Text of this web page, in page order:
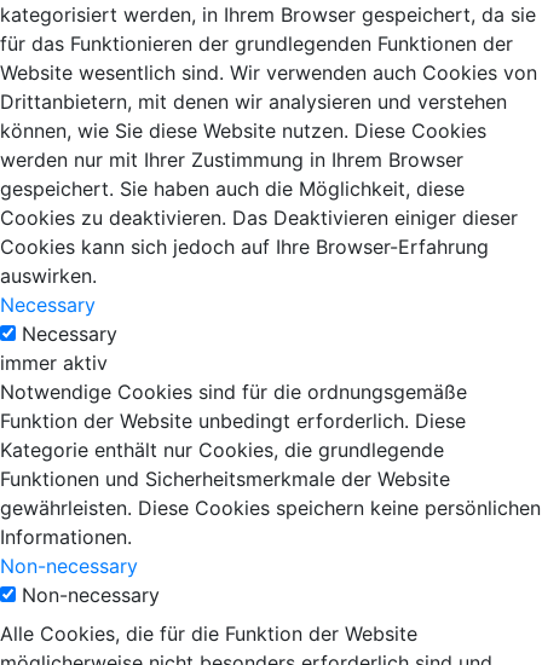
kategorisiert werden, in Ihrem Browser gespeichert, da sie
für das Funktionieren der grundlegenden Funktionen der
Website wesentlich sind. Wir verwenden auch Cookies von
Drittanbietern, mit denen wir analysieren und verstehen
können, wie Sie diese Website nutzen. Diese Cookies
werden nur mit Ihrer Zustimmung in Ihrem Browser
gespeichert. Sie haben auch die Möglichkeit, diese
Cookies zu deaktivieren. Das Deaktivieren einiger dieser
Cookies kann sich jedoch auf Ihre Browser-Erfahrung
auswirken.
Necessary
Necessary
immer aktiv
Notwendige Cookies sind für die ordnungsgemäße
Funktion der Website unbedingt erforderlich. Diese
Kategorie enthält nur Cookies, die grundlegende
Funktionen und Sicherheitsmerkmale der Website
gewährleisten. Diese Cookies speichern keine persönlichen
Informationen.
Non-necessary
Non-necessary
Alle Cookies, die für die Funktion der Website